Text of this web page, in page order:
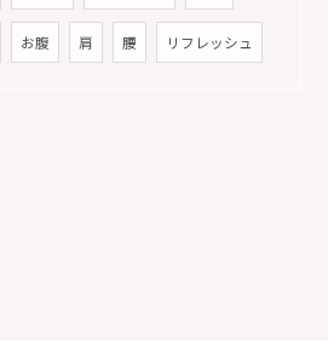
お腹 肩 腰 リフレッシュ